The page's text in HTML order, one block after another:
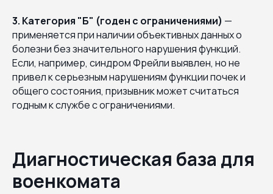
3. Категория "Б" (годен с ограничениями) —
применяется при наличии объективных данных о
болезни без значительного нарушения функций.
Если, например, синдром Фрейли выявлен, но не
привел к серьезным нарушениям функции почек и
общего состояния, призывник может считаться
годным к службе с ограничениями.
Диагностическая база для
военкомата